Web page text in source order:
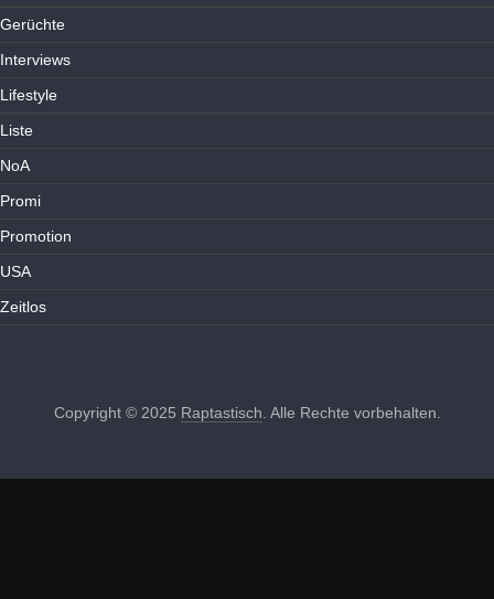
Gerüchte
Interviews
Lifestyle
Liste
NoA
Promi
Promotion
USA
Zeitlos
Copyright © 2025 Raptastisch. Alle Rechte vorbehalten.